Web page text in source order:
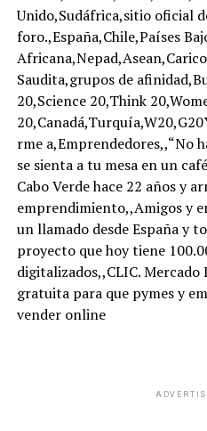
Unido,Sudáfrica,sitio oficial
foro.,España,Chile,Países
Saudita,grupos de
20,Science 20,Think
rme a,Emprendedores,,“No
se sienta a tu mesa en un
Cabo Verde hace 22 años y
emprendimiento,,Amigos y
un llamado desde España y
proyecto que hoy tiene
digitalizados,,CLIC.
gratuita para que pymes y
vender online